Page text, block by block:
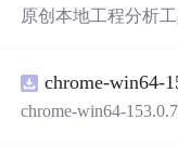
记录馆藏总数和当前可借数量。 学
过借阅上限、是否
（期限 30 天）；支持查看全部借阅记录、逾期记录和某人
原创本地工程分析
行效果图、
及原创授权声明。
chrome-win64-
chrome-win64-